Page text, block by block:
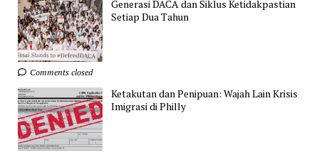
Generasi DACA dan Siklus Ketidakpastian
Setiap Dua Tahun
Comments closed
Ketakutan dan Penipuan: Wajah Lain Krisis
Imigrasi di Philly